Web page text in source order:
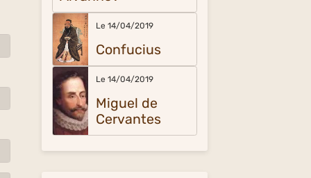
Le 14/04/2019
Confucius
Le 14/04/2019
Miguel de
Cervantes